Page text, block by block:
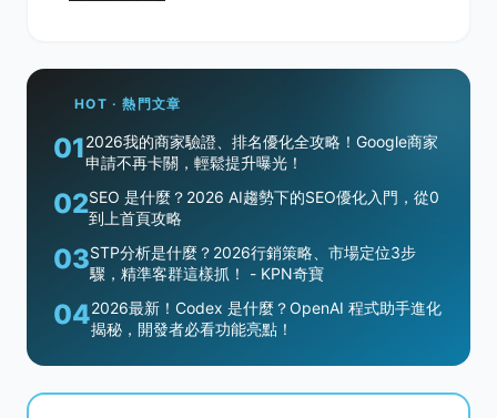
HOT · 熱門文章
012026我的商家驗證、排名優化全攻略！Google商家
申請不再卡關，輕鬆提升曝光！
02SEO 是什麼？2026 AI趨勢下的SEO優化入門，從0
到上首頁攻略
03STP分析是什麼？2026行銷策略、市場定位3步
驟，精準客群這樣抓！ - KPN奇寶
042026最新！Codex 是什麼？OpenAI 程式助手進化
揭秘，開發者必看功能亮點！